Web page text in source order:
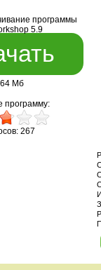
программы
5.9
Мб
программу:
267